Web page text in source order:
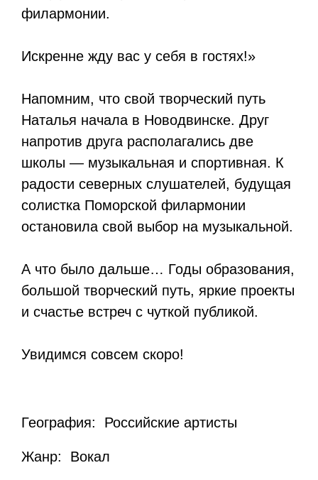
филармонии.
Искренне жду вас у себя в гостях!»
Напомним, что свой творческий путь
Наталья начала в Новодвинске. Друг
напротив друга располагались две
школы — музыкальная и спортивная. К
радости северных слушателей, будущая
солистка Поморской филармонии
остановила свой выбор на музыкальной.
А что было дальше… Годы образования,
большой творческий путь, яркие проекты
и счастье встреч с чуткой публикой.
Увидимся совсем скоро!
География: Российские артисты
Жанр: Вокал